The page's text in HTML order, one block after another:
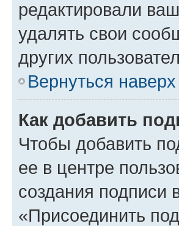
редактировали
удалять свои
других
Вернуться наверх
Как добавить
Чтобы добавить
ее в центре
создания подписи
«Присоединить